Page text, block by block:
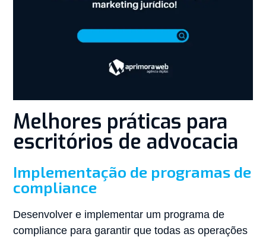
Melhores práticas para
escritórios de advocacia
Implementação de programas de
compliance
Desenvolver e implementar um programa de
compliance para garantir que todas as operações